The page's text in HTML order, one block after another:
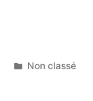
Publié
Non classé